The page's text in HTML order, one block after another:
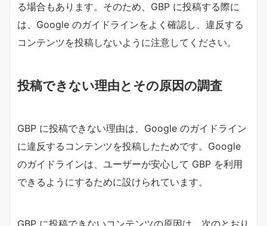
る場合もあります。そのため、GBP に投稿する際に
は、Google のガイドラインをよく確認し、違反する
コンテンツを投稿しないように注意してください。
投稿できない理由とその原因の調査
GBP に投稿できない理由は、Google のガイドライン
に違反するコンテンツを投稿したためです。Google
のガイドラインは、ユーザーが安心して GBP を利用
できるようにするために設けられています。